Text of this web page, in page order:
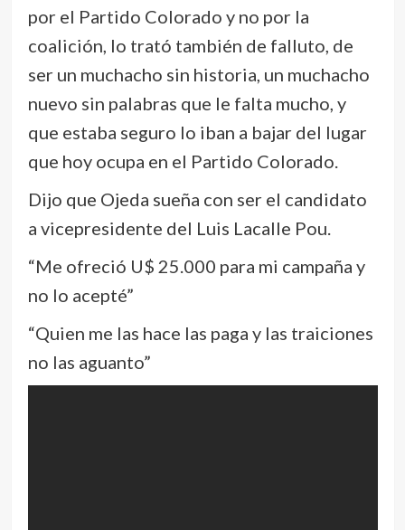
por el Partido Colorado y no por la
coalición, lo trató también de falluto, de
ser un muchacho sin historia, un muchacho
nuevo sin palabras que le falta mucho, y
que estaba seguro lo iban a bajar del lugar
que hoy ocupa en el Partido Colorado.
Dijo que Ojeda sueña con ser el candidato
a vicepresidente del Luis Lacalle Pou.
“Me ofreció U$ 25.000 para mi campaña y
no lo acepté”
“Quien me las hace las paga y las traiciones
no las aguanto”